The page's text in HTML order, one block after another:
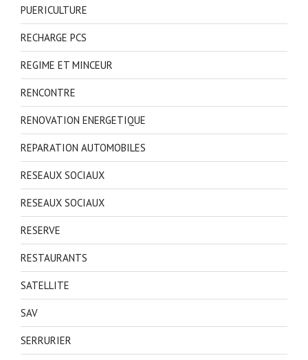
PUERICULTURE
RECHARGE PCS
REGIME ET MINCEUR
RENCONTRE
RENOVATION ENERGETIQUE
REPARATION AUTOMOBILES
RESEAUX SOCIAUX
RESEAUX SOCIAUX
RESERVE
RESTAURANTS
SATELLITE
SAV
SERRURIER